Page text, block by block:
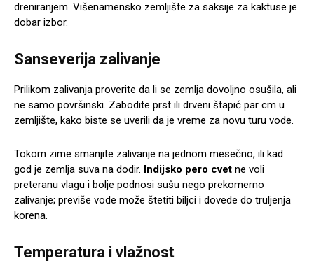
dreniranjem. Višenamensko zemljište za saksije za kaktuse je
dobar izbor.
Sanseverija zalivanje
Prilikom zalivanja proverite da li se zemlja dovoljno osušila, ali
ne samo površinski. Zabodite prst ili drveni štapić par cm u
zemljište, kako biste se uverili da je vreme za novu turu vode.
Tokom zime smanjite zalivanje na jednom mesečno, ili kad
god je zemlja suva na dodir. Indijsko pero cvet ne voli
preteranu vlagu i bolje podnosi sušu nego prekomerno
zalivanje; previše vode može štetiti biljci i dovede do truljenja
korena.
Temperatura i vlažnost